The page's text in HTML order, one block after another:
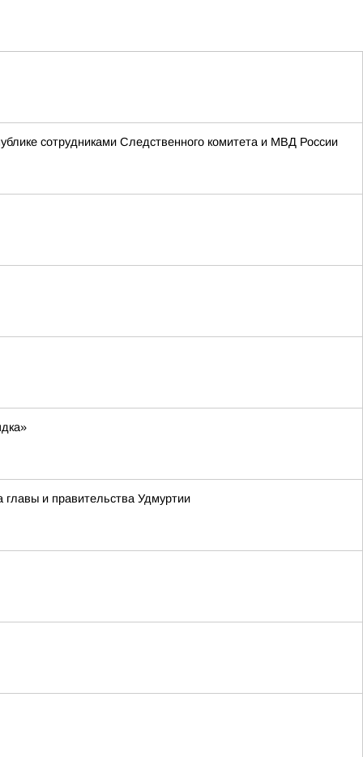
сотрудниками Следственного комитета и МВД России
и правительства Удмуртии